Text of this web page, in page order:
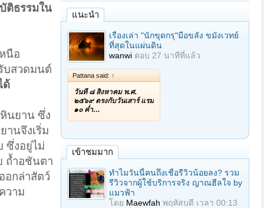
ติธรรมใน
นือ
บสวดมนต์
ด้
นยาน ซึ่ง
นจึงเริ่ม
ซึ่งอยู่ไม่
ถ้ำอชันตา
อกล่าสัตว์
วาม
แนะนำ
เรื่องเล่า "นักขุดกรุ"มือขลัง ขมังเวทย์
ที่สุดในแผ่นดิน
wanwi ตอบ 27 นาทีที่แล้ว
Pattana said: ↑
วันที่ ๘ สิงหาคม พ.ศ.
๒๕๖๙ ตรงกับวันเสาร์ แรม
๑๐ ค่ำ…
เข้าชมมาก
ทำไมวันนี้คนถึงเชื่อรีวิวน้อยลง? รวม
รีวิวจากผู้ใช้บริการจริง ญาณฮีลใจ by
แมวฟ้า
โดย Maewfah พฤหัสบดี เวลา 00:13